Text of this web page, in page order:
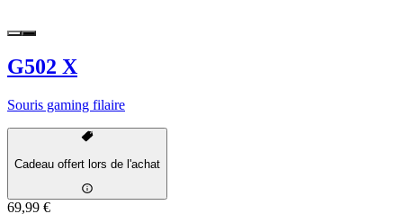
G502 X
Souris gaming filaire
Cadeau offert lors de l'achat
69,99 €